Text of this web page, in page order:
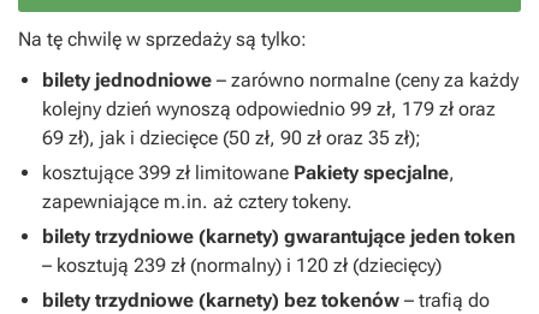
Na tę chwilę w sprzedaży są tylko:
bilety jednodniowe – zarówno normalne (ceny za każdy
kolejny dzień wynoszą odpowiednio 99 zł, 179 zł oraz
69 zł), jak i dziecięce (50 zł, 90 zł oraz 35 zł);
kosztujące 399 zł limitowane Pakiety specjalne,
zapewniające m.in. aż cztery tokeny.
bilety trzydniowe (karnety) gwarantujące jeden token
– kosztują 239 zł (normalny) i 120 zł (dziecięcy)
bilety trzydniowe (karnety) bez tokenów – trafią do